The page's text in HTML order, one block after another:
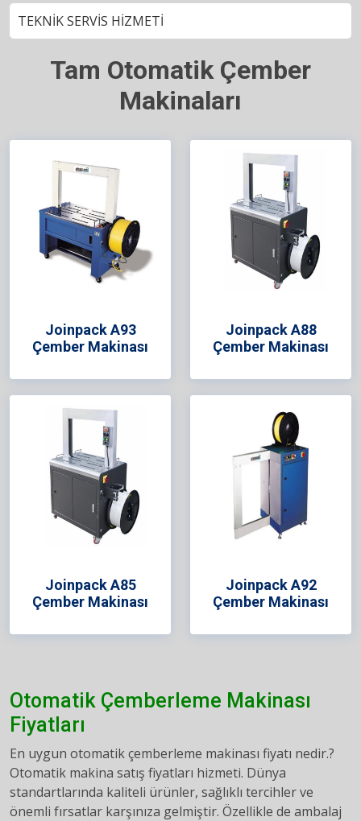
TEKNİK SERVİS HİZMETİ
Tam Otomatik Çember
Makinaları
Joinpack A93
Çember Makinası
Joinpack A88
Çember Makinası
Joinpack A85
Çember Makinası
Joinpack A92
Çember Makinası
Otomatik Çemberleme Makinası
Fiyatları
En uygun otomatik çemberleme makinası fiyatı nedir.?
Otomatik makina satış fiyatları hizmeti. Dünya
standartlarında kaliteli ürünler, sağlıklı tercihler ve
önemli fırsatlar karşınıza gelmiştir. Özellikle de ambalaj